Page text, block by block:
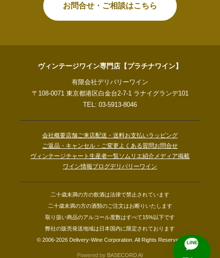
お問合せ・ご相談はこちら
ヴィンテージワイン専門店【プラチナワイン】
有限会社デリバリーワイン
〒108-0071 東京都港区白金台2-7-1 ラナイグランデ101
TEL: 03-5913-8046
会社概要店舗ご来店配送・送料お支払いラッピング
ご返品・キャンセル・ご変更よくある質問お問合せ
ヴィンテージチャート 生産者一覧ソムリエ紹介メディア掲載
ワイン情報ブログデリバリーワイン
二十歳未満の方の飲酒は法律で禁止されています
二十歳未満の方の酒類のご注文はお断りいたします
取り扱い商品のアルコール度数はすべて15%以下です
弊社の販売発送地域は日本国内に限定されております
© 2006-2026 Delivery-Wine Corporation. All Rights Reserved.
Powered by BASECORD AI
LINE